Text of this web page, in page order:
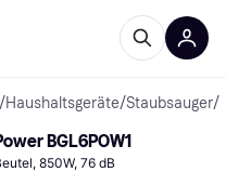
/Haushaltsgeräte/Staubsauger/
BGL6POW1
850W, 76 dB